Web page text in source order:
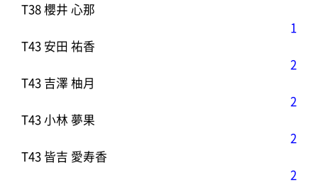
T38 櫻井 心那
1
T43 安田 祐香
2
T43 吉澤 柚月
2
T43 小林 夢果
2
T43 皆吉 愛寿香
2